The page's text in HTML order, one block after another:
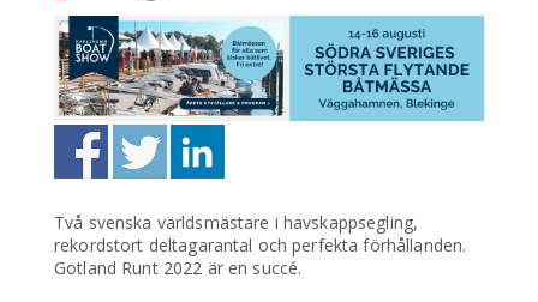
Två svenska världsmästare i havskappsegling,
rekordstort deltagarantal och perfekta förhållanden.
Gotland Runt 2022 är en succé.